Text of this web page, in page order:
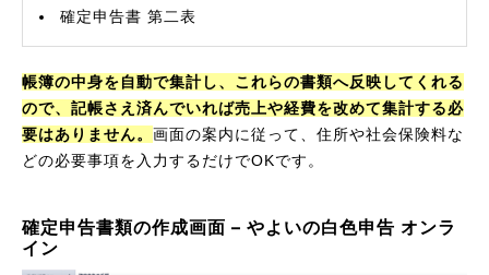
確定申告書 第二表
帳簿の中身を自動で集計し、これらの書類へ反映してくれる
ので、記帳さえ済んでいれば売上や経費を改めて集計する必
要はありません。 画面の案内に従って、住所や社会保険料な
どの必要事項を入力するだけでOKです。
確定申告書類の作成画面 – やよいの白色申告 オンラ
イン